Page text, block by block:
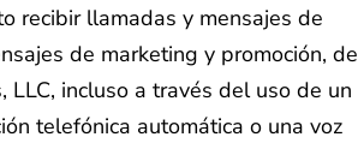
recibir llamadas y mensajes de
de marketing y promoción, de
LLC, incluso a través del uso de un
telefónica automática o una voz